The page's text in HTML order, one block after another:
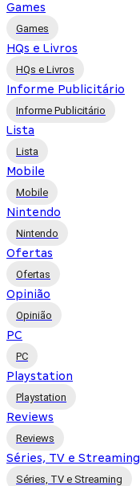
Games
Games
HQs e Livros
HQs e Livros
Informe Publicitário
Informe Publicitário
Lista
Lista
Mobile
Mobile
Nintendo
Nintendo
Ofertas
Ofertas
Opinião
Opinião
PC
PC
Playstation
Playstation
Reviews
Reviews
Séries, TV e Streaming
Séries, TV e Streaming